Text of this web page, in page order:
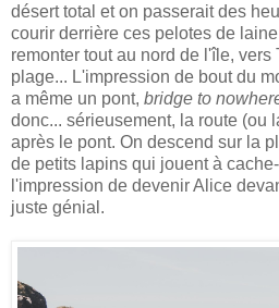
désert total et on passerait des
courir derrière ces pelotes de
remonter tout au nord de l'île, vers
plage... L'impression de bout du
a même un pont, bridge to
donc... sérieusement, la route (ou
après le pont. On descend sur la
de petits lapins qui jouent à
l'impression de devenir Alice
juste génial.